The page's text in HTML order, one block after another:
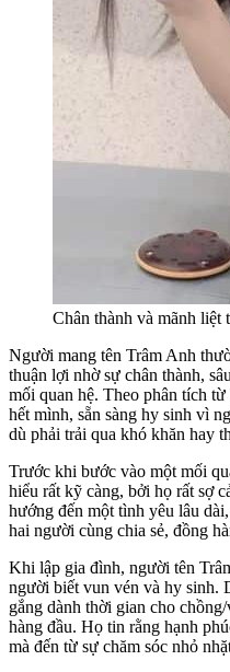
Chân thành và mãnh liệt
Người mang tên Trâm Anh
thuận lợi nhờ sự chân thành,
mối quan hệ. Theo phân tích
hết mình, sẵn sàng hy sinh vì
dù phải trải qua khó khăn hay
Trước khi bước vào một mối
hiểu rất kỹ càng, bởi họ rất sợ
hướng đến một tình yêu lâu
hai người cùng chia sẻ, đồng
Khi lập gia đình, người tên
người biết vun vén và hy sinh.
gắng dành thời gian cho
hàng đầu. Họ tin rằng hạnh
mà đến từ sự chăm sóc nhỏ